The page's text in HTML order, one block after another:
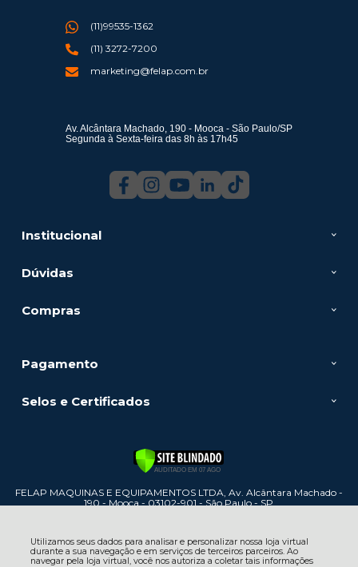
Utilizamos seus dados para analisar e personalizar nossa loja virtual
durante a sua navegação e em serviços de terceiros parceiros. Ao
navegar pela loja virtual, você nos autoriza a coletar tais informações
Institucional
Dúvidas
Compras
(11)99535-1362
(11) 3272-7200
marketing@felap.com.br
Av. Alcântara Machado, 190 - Mooca - São Paulo/SP
Segunda à Sexta-feira das 8h às 17h45
Pagamento
Selos e Certificados
FELAP MAQUINAS E EQUIPAMENTOS LTDA, Av. Alcântara Machado -
190 - Mooca - 03102-901 - São Paulo - SP